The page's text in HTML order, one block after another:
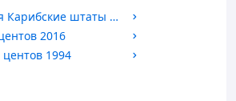
Монета Восточная Карибские штаты 1 цент 1986
2016
1994